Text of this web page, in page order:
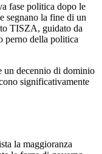
fase politica dopo le
segnano la fine di un
TISZA, guidato da
perno della politica
un decennio di dominio
significativamente
la maggioranza